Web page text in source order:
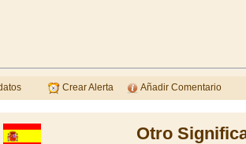
Crear Alerta Añadir Comentario
Otro